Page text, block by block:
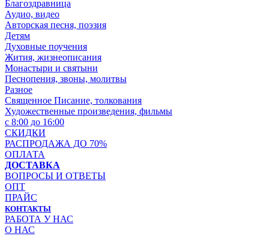
Благоздравница
Аудио, видео
Авторская песня, поэзия
Детям
Духовные поучения
Жития, жизнеописания
Монастыри и святыни
Песнопения, звоны, молитвы
Разное
Священное Писание, толкования
Художественные произведения, фильмы
с 8:00 до 16:00
СКИДКИ
РАСПРОДАЖА ДО 70%
ОПЛАТА
ДОСТАВКА
ВОПРОСЫ И ОТВЕТЫ
ОПТ
ПРАЙС
КОНТАКТЫ
РАБОТА У НАС
О НАС